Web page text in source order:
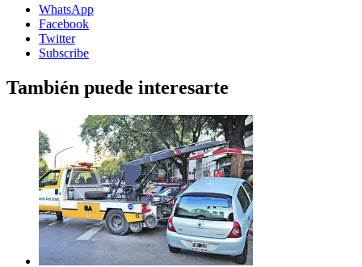
WhatsApp
Facebook
Twitter
Subscribe
También puede interesarte